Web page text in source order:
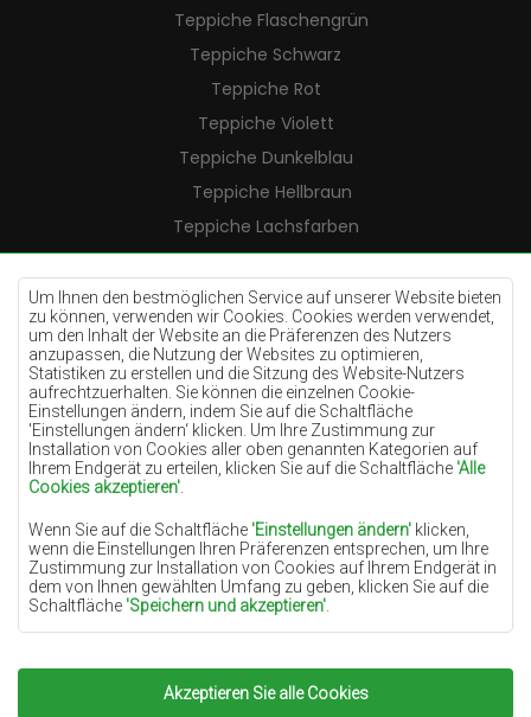
Um Ihnen den bestmöglichen Service auf unserer Website bieten
zu können, verwenden wir Cookies. Cookies werden verwendet,
um den Inhalt der Website an die Präferenzen des Nutzers
anzupassen, die Nutzung der Websites zu optimieren,
Statistiken zu erstellen und die Sitzung des Website-Nutzers
aufrechtzuerhalten. Sie können die einzelnen Cookie-
Einstellungen ändern, indem Sie auf die Schaltfläche
'Einstellungen ändern‘ klicken. Um Ihre Zustimmung zur
Installation von Cookies aller oben genannten Kategorien auf
Ihrem Endgerät zu erteilen, klicken Sie auf die Schaltfläche 'Alle
Cookies akzeptieren'
Wenn Sie auf die Schaltfläche 'Einstellungen ändern' klicken,
wenn die Einstellungen Ihren Präferenzen entsprechen, um Ihre
Zustimmung zur Installation von Cookies auf Ihrem Endgerät in
dem von Ihnen gewählten Umfang zu geben, klicken Sie auf die
Schaltfläche 'Speichern und akzeptieren'
Grundlage für die Verarbeitung das berechtigte Interesse des
Datenverwalters (TEPPICHECHEMEX) oder Dritter in Form der
Bereitstellung qualitativ hochwertiger Dienste auf unserer
Akzeptieren Sie alle Cookies
Teppiche Flaschengrün
Teppiche Schwarz
Teppiche Rot
Teppiche Violett
Teppiche Dunkelblau
Teppiche Hellbraun
Teppiche Lachsfarben
Teppiche Cremefarben
Teppiche Lilac
Teppiche Gelb
Teppiche Pfefferminz
Teppiche Blau
Teppiche Orange
Teppiche Rosa
Teppiche Terrakotte
Teppiche Grün
Teppiche Golden
Copyright 2022Teppiche Chemex.Alle Rechte